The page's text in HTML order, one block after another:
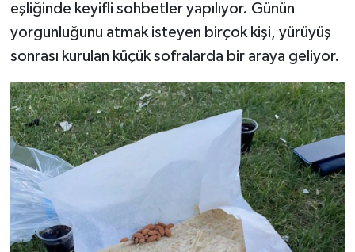
eşliğinde keyifli sohbetler yapılıyor. Günün
yorgunluğunu atmak isteyen birçok kişi, yürüyüş
sonrası kurulan küçük sofralarda bir araya geliyor.